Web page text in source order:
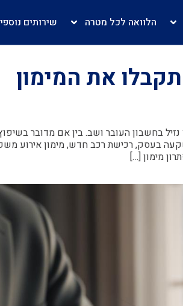
הלוואה לכל מטרה שירותים
מטרה 300,000: כך תקבלו את המימון
בחשבון העובר ושב. בין אם מדובר
בעסק, רכישת רכב חדש, מימון אירוע
מימון […]